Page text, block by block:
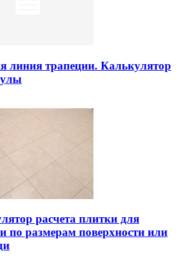
линия трапеции. Калькулятор
расчета плитки для
по размерам поверхности или